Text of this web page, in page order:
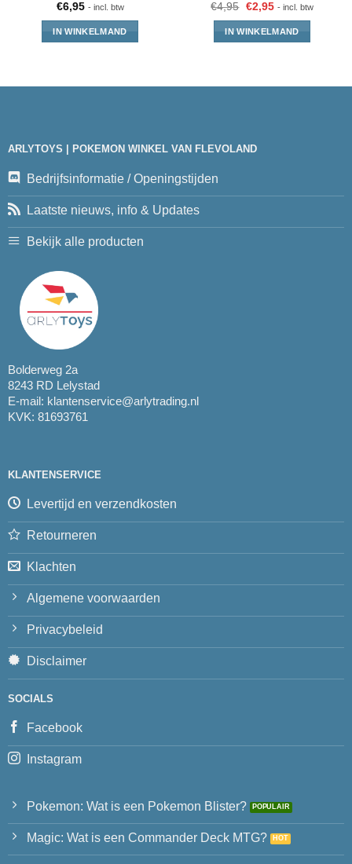
€6,95 - incl. btw
IN WINKELMAND
€4,95 €2,95 - incl. btw
IN WINKELMAND
ARLYTOYS | POKEMON WINKEL VAN FLEVOLAND
Bedrijfsinformatie / Openingstijden
Laatste nieuws, info & Updates
Bekijk alle producten
Bolderweg 2a
8243 RD Lelystad
E-mail: klantenservice@arlytrading.nl
KVK: 81693761
KLANTENSERVICE
Levertijd en verzendkosten
Retourneren
Klachten
Algemene voorwaarden
Privacybeleid
Disclaimer
SOCIALS
Facebook
Instagram
Pokemon: Wat is een Pokemon Blister?
Magic: Wat is een Commander Deck MTG?